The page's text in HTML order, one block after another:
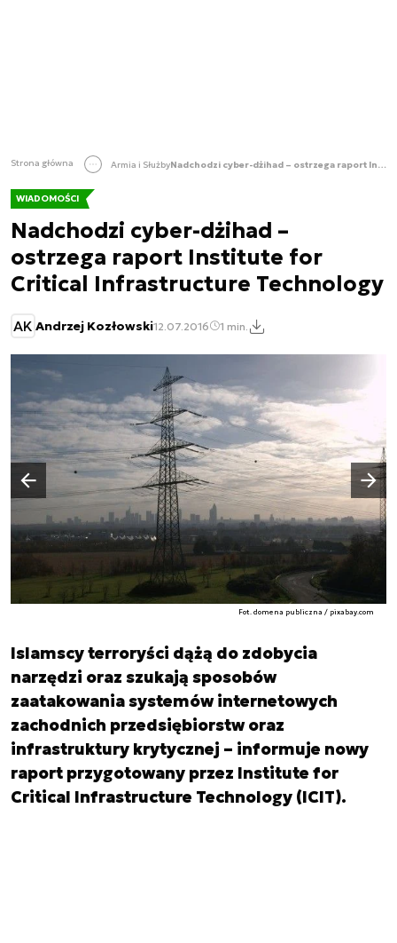
Strona główna Armia i Służby Nadchodzi cyber-dżihad – ostrzega raport Institute for Critical Infrastructure Technology
WIADOMOŚCI
Nadchodzi cyber-dżihad –
ostrzega raport Institute for
Critical Infrastructure Technology
AK Andrzej Kozłowski12.07.2016 1 min.
Fot. domena publiczna / pixabay.com
Poprzedni slajd
Następny slajd
Islamscy terroryści dążą do zdobycia
narzędzi oraz szukają sposobów
zaatakowania systemów internetowych
zachodnich przedsiębiorstw oraz
infrastruktury krytycznej – informuje nowy
raport przygotowany przez Institute for
Critical Infrastructure Technology (ICIT).